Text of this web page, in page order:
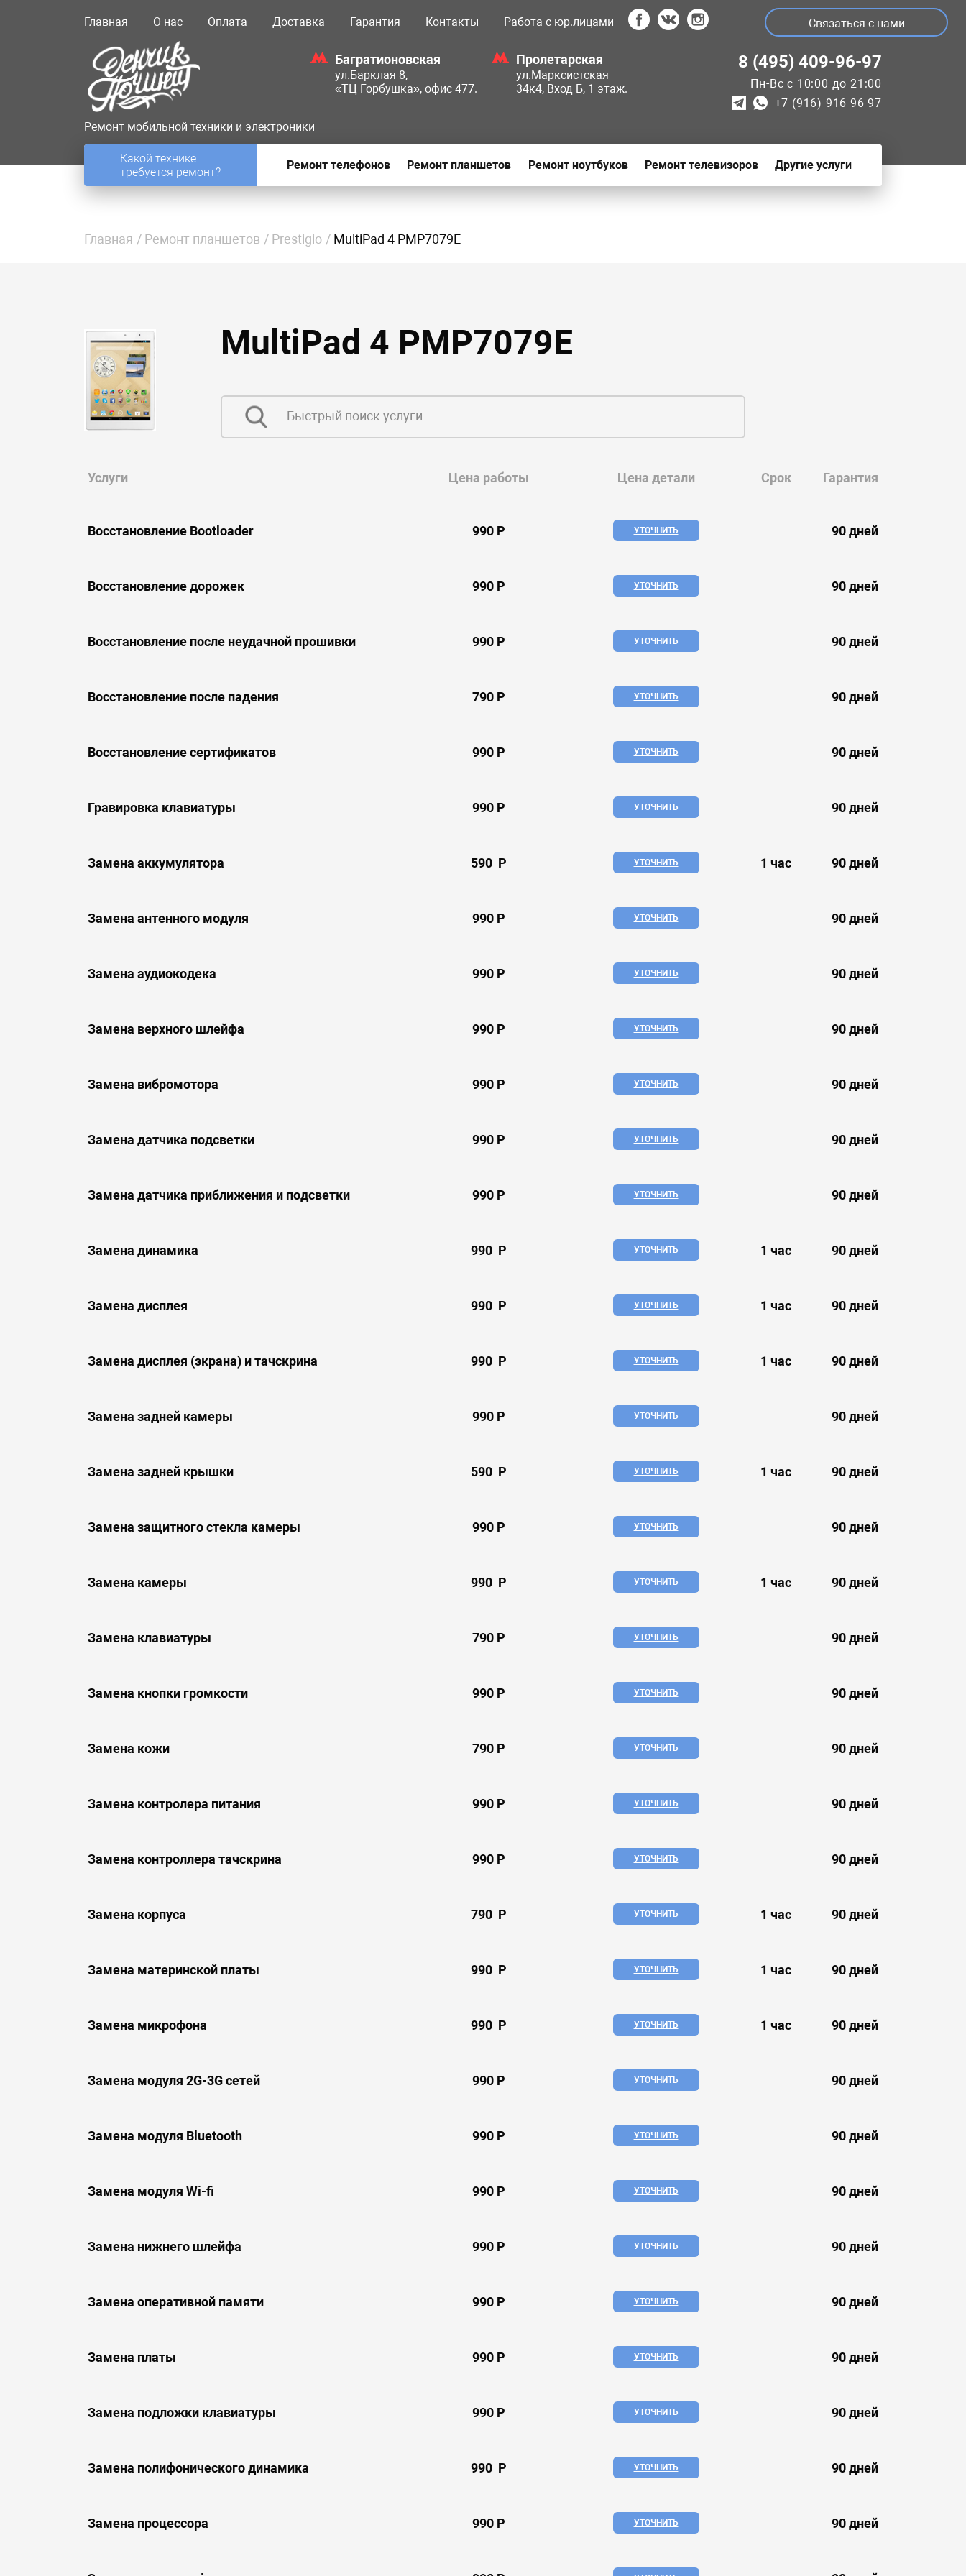
Главная О нас Оплата Доставка Гарантия Контакты Работа с юр.лицами Связаться с нами
Багратионовская
ул.Барклая 8,
«ТЦ Горбушка», офис 477.
Пролетарская
ул.Марксистская
34к4, Вход Б, 1 этаж.
8 (495) 409-96-97
Пн-Вс с 10:00 до 21:00
+7 (916) 916-96-97
Ремонт мобильной техники и электроники
Какой технике
требуется ремонт?
Ремонт телефонов Ремонт планшетов Ремонт ноутбуков Ремонт телевизоров Другие услуги
Главная Ремонт планшетов Prestigio MultiPad 4 PMP7079E
MultiPad 4 PMP7079E
Услуги Цена работы Цена детали Срок Гарантия
Восстановление Bootloader 990 P УТОЧНИТЬ 90 дней
Восстановление дорожек 990 P УТОЧНИТЬ 90 дней
Восстановление после неудачной прошивки 990 P УТОЧНИТЬ 90 дней
Восстановление после падения 790 P УТОЧНИТЬ 90 дней
Восстановление сертификатов 990 P УТОЧНИТЬ 90 дней
Гравировка клавиатуры 990 P УТОЧНИТЬ 90 дней
Замена аккумулятора 590 P УТОЧНИТЬ 1 час 90 дней
Замена антенного модуля 990 P УТОЧНИТЬ 90 дней
Замена аудиокодека 990 P УТОЧНИТЬ 90 дней
Замена верхного шлейфа 990 P УТОЧНИТЬ 90 дней
Замена вибромотора 990 P УТОЧНИТЬ 90 дней
Замена датчика подсветки 990 P УТОЧНИТЬ 90 дней
Замена датчика приближения и подсветки 990 P УТОЧНИТЬ 90 дней
Замена динамика 990 P УТОЧНИТЬ 1 час 90 дней
Замена дисплея 990 P УТОЧНИТЬ 1 час 90 дней
Замена дисплея (экрана) и тачскрина 990 P УТОЧНИТЬ 1 час 90 дней
Замена задней камеры 990 P УТОЧНИТЬ 90 дней
Замена задней крышки 590 P УТОЧНИТЬ 1 час 90 дней
Замена защитного стекла камеры 990 P УТОЧНИТЬ 90 дней
Замена камеры 990 P УТОЧНИТЬ 1 час 90 дней
Замена клавиатуры 790 P УТОЧНИТЬ 90 дней
Замена кнопки громкости 990 P УТОЧНИТЬ 90 дней
Замена кожи 790 P УТОЧНИТЬ 90 дней
Замена контролера питания 990 P УТОЧНИТЬ 90 дней
Замена контроллера тачскрина 990 P УТОЧНИТЬ 90 дней
Замена корпуса 790 P УТОЧНИТЬ 1 час 90 дней
Замена материнской платы 990 P УТОЧНИТЬ 1 час 90 дней
Замена микрофона 990 P УТОЧНИТЬ 1 час 90 дней
Замена модуля 2G-3G сетей 990 P УТОЧНИТЬ 90 дней
Замена модуля Bluetooth 990 P УТОЧНИТЬ 90 дней
Замена модуля Wi-fi 990 P УТОЧНИТЬ 90 дней
Замена нижнего шлейфа 990 P УТОЧНИТЬ 90 дней
Замена оперативной памяти 990 P УТОЧНИТЬ 90 дней
Замена платы 990 P УТОЧНИТЬ 90 дней
Замена подложки клавиатуры 990 P УТОЧНИТЬ 90 дней
Замена полифонического динамика 990 P УТОЧНИТЬ 90 дней
Замена процессора 990 P УТОЧНИТЬ 90 дней